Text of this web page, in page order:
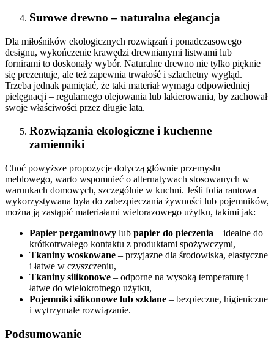
Surowe drewno – naturalna elegancja
Dla miłośników ekologicznych rozwiązań i ponadczasowego
designu, wykończenie krawędzi drewnianymi listwami lub
fornirami to doskonały wybór. Naturalne drewno nie tylko pięknie
się prezentuje, ale też zapewnia trwałość i szlachetny wygląd.
Trzeba jednak pamiętać, że taki materiał wymaga odpowiedniej
pielęgnacji – regularnego olejowania lub lakierowania, by zachował
swoje właściwości przez długie lata.
Rozwiązania ekologiczne i kuchenne
zamienniki
Choć powyższe propozycje dotyczą głównie przemysłu
meblowego, warto wspomnieć o alternatywach stosowanych w
warunkach domowych, szczególnie w kuchni. Jeśli folia rantowa
wykorzystywana była do zabezpieczania żywności lub pojemników,
można ją zastąpić materiałami wielorazowego użytku, takimi jak:
Papier pergaminowy lub papier do pieczenia – idealne do
krótkotrwałego kontaktu z produktami spożywczymi,
Tkaniny woskowane – przyjazne dla środowiska, elastyczne
i łatwe w czyszczeniu,
Tkaniny silikonowe – odporne na wysoką temperaturę i
łatwe do wielokrotnego użytku,
Pojemniki silikonowe lub szklane – bezpieczne, higieniczne
i wytrzymałe rozwiązanie.
Podsumowanie